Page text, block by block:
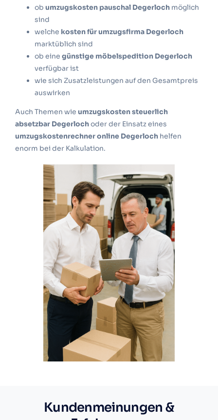
obumzugskosten pauschal Degerloch möglich
sind
welche kosten für umzugsfirma Degerloch
marktüblich sind
ob einegünstige möbelspedition Degerloch
verfügbar ist
wie sich Zusatzleistungen auf den Gesamtpreis
auswirken
Auch Themen wieumzugskosten steuerlich
absetzbar Degerlochoder der Einsatz eines
umzugskostenrechner online Degerloch helfen
enorm bei der Kalkulation.
Kundenmeinungen &